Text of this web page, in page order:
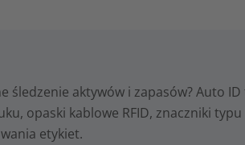
śledzenie aktywów i zapasów? Auto
opaski kablowe RFID, znaczniki
etykiet.